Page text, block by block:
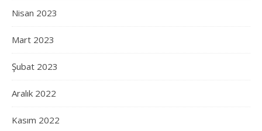
Nisan 2023
Mart 2023
Şubat 2023
Aralık 2022
Kasım 2022